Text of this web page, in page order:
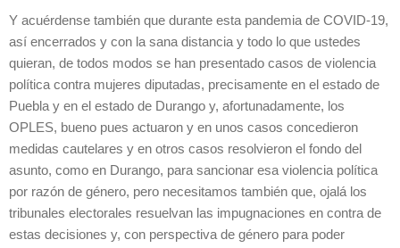
Y acuérdense también que durante esta pandemia de COVID-19,
así encerrados y con la sana distancia y todo lo que ustedes
quieran, de todos modos se han presentado casos de violencia
política contra mujeres diputadas, precisamente en el estado de
Puebla y en el estado de Durango y, afortunadamente, los
OPLES, bueno pues actuaron y en unos casos concedieron
medidas cautelares y en otros casos resolvieron el fondo del
asunto, como en Durango, para sancionar esa violencia política
por razón de género, pero necesitamos también que, ojalá los
tribunales electorales resuelvan las impugnaciones en contra de
estas decisiones y, con perspectiva de género para poder